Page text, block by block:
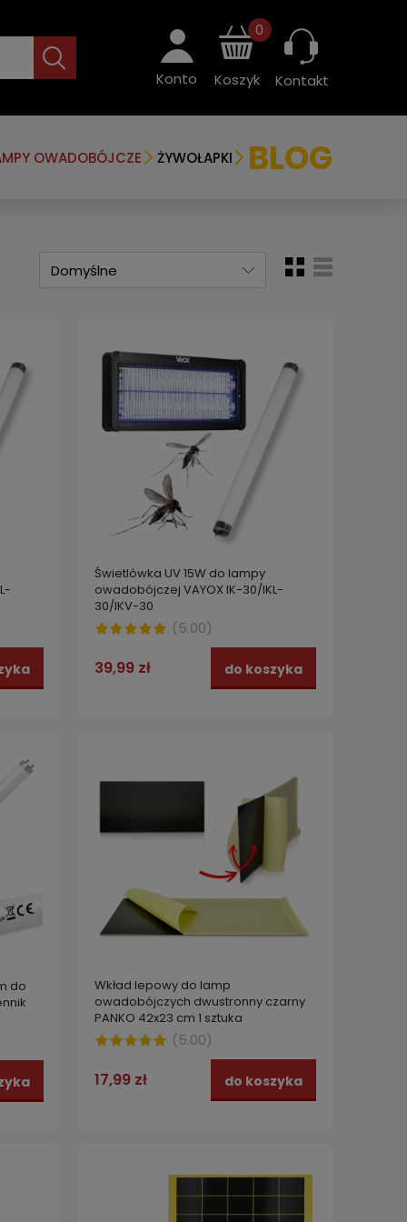
Konto Koszyk
0
Kontakt
OWADOBÓJCZE ŻYWOŁAPKI BLOG
Świetlówka UV 15W do lampy
owadobójczej VAYOX IK-30/IKL-
30/IKV-30
(5.00)
39,99 zł do koszyka
do
Wkład lepowy do lamp
owadobójczych dwustronny czarny
PANKO 42x23 cm 1 sztuka
(5.00)
17,99 zł do koszyka